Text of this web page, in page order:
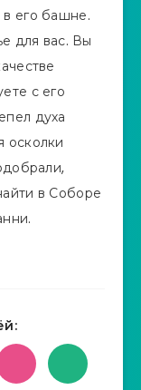
его башне.
для вас. Вы
с его
духа
осколки
в Соборе